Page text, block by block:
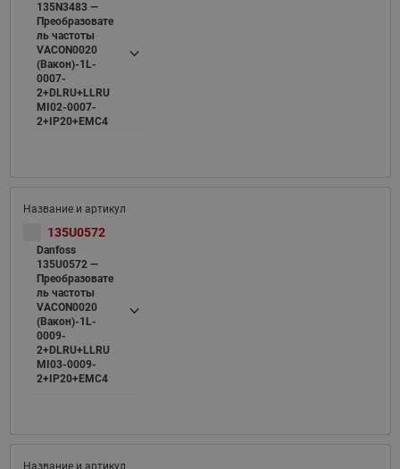
135N3483 —
Преобразовате
ль частоты
VACON0020
(Вакон)-1L-
0007-
2+DLRU+LLRU
MI02-0007-
2+IP20+EMC4
135U0572
Danfoss
135U0572 —
Преобразовате
ль частоты
VACON0020
(Вакон)-1L-
0009-
2+DLRU+LLRU
MI03-0009-
2+IP20+EMC4